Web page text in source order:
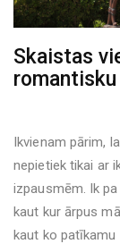
Skaistas
Ikvienam pārim,
nepietiek tikai ar
izpausmēm. Ik
kaut kur ārpus
kaut ko patīkamu